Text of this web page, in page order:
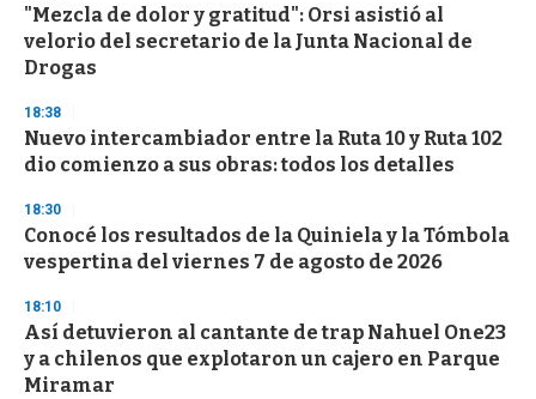
"Mezcla de dolor y gratitud": Orsi asistió al
velorio del secretario de la Junta Nacional de
Drogas
18:38
Nuevo intercambiador entre la Ruta 10 y Ruta 102
dio comienzo a sus obras: todos los detalles
18:30
Conocé los resultados de la Quiniela y la Tómbola
vespertina del viernes 7 de agosto de 2026
18:10
Así detuvieron al cantante de trap Nahuel One23
y a chilenos que explotaron un cajero en Parque
Miramar